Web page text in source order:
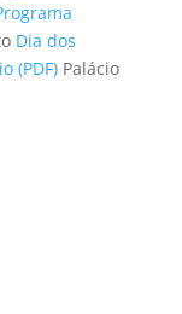
Dia dos
(PDF)Palácio